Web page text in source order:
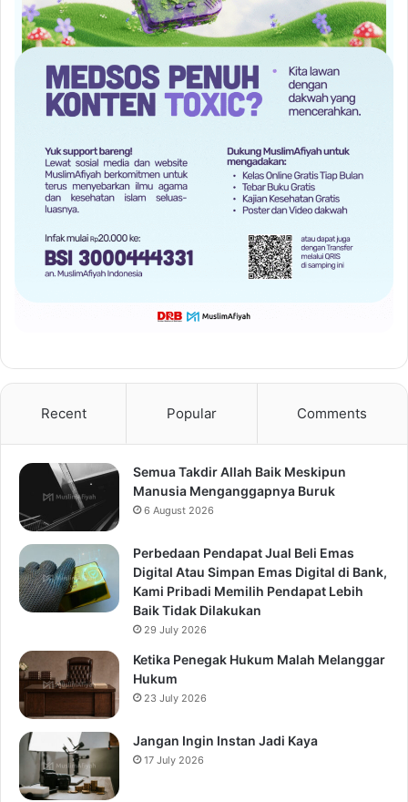
Recent Popular Comments
Semua Takdir Allah Baik Meskipun
Manusia Menganggapnya Buruk
6 August 2026
Perbedaan Pendapat Jual Beli Emas
Digital Atau Simpan Emas Digital di Bank,
Kami Pribadi Memilih Pendapat Lebih
Baik Tidak Dilakukan
29 July 2026
Ketika Penegak Hukum Malah Melanggar
Hukum
23 July 2026
Jangan Ingin Instan Jadi Kaya
17 July 2026